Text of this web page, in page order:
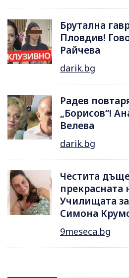
Брутална
Пловдив!
Райчева
darik.bg
Радев
„Борисов“!
Велева
darik.bg
Честита
прекрасната
Училищата
Симона
9meseca.bg